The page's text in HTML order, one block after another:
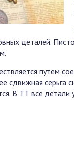
деталей.
путем
сдвижная серьга
В ТТ все